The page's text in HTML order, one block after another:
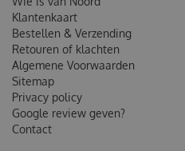
Klantenkaart
Bestellen & Verzending
Retouren of klachten
Algemene Voorwaarden
Sitemap
Privacy policy
Google review geven?
Contact